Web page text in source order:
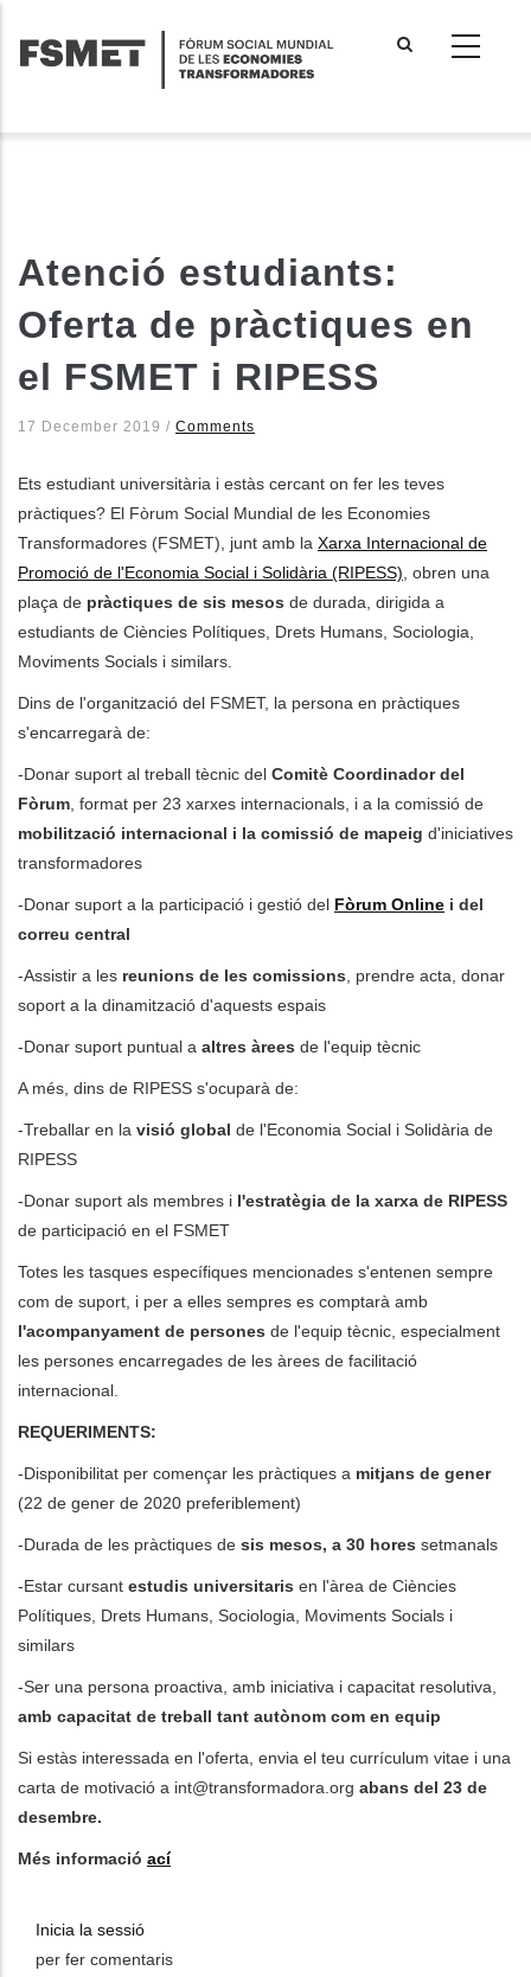
contingut
accions addicionals
Atenció estudiants:
Oferta de pràctiques en
el FSMET i RIPESS
17 December 2019 / Comments
Ets estudiant universitària i estàs cercant on fer les teves
pràctiques? El Fòrum Social Mundial de les Economies
Transformadores (FSMET), junt amb la Xarxa Internacional de
Promoció de l'Economia Social i Solidària (RIPESS) , obren una
plaça de pràctiques de sis mesos de durada, dirigida a
estudiants de Ciències Polítiques, Drets Humans, Sociologia,
Moviments Socials i similars.
Dins de l'organització del FSMET, la persona en pràctiques
s'encarregarà de:
-Donar suport al treball tècnic del Comitè Coordinador del
Fòrum , format per 23 xarxes internacionals, i a la comissió de
mobilització internacional i la comissió de mapeig d'iniciatives
transformadores
-Donar suport a la participació i gestió del Fòrum Online i del
correu central
-Assistir a les reunions de les comissions , prendre acta, donar
soport a la dinamització d'aquests espais
-Donar suport puntual a altres àrees de l'equip tècnic
A més, dins de RIPESS s'ocuparà de:
-Treballar en la visió global de l'Economia Social i Solidària de
RIPESS
-Donar suport als membres i l'estratègia de la xarxa de RIPESS
de participació en el FSMET
Totes les tasques específiques mencionades s'entenen sempre
com de suport, i per a elles sempres es comptarà amb
l'acompanyament de persones de l'equip tècnic, especialment
les persones encarregades de les àrees de facilitació
internacional.
REQUERIMENTS:
-Disponibilitat per començar les pràctiques a mitjans de gener
(22 de gener de 2020 preferiblement)
-Durada de les pràctiques de sis mesos, a 30 hores setmanals
-Estar cursant estudis universitaris en l'àrea de Ciències
Polítiques, Drets Humans, Sociologia, Moviments Socials i
similars
-Ser una persona proactiva, amb iniciativa i capacitat resolutiva,
amb capacitat de treball tant autònom com en equip
Si estàs interessada en l'oferta, envia el teu currículum vitae i una
carta de motivació a int@transformadora.org abans del 23 de
desembre.
Més informació ací
Inicia la sessió
per fer comentaris